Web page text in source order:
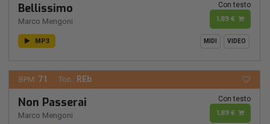
Bellissimo
Marco Mengoni
Con testo
1,89 €
MP3 MIDI VIDEO
BPM: 71 Ton.: REb
Non Passerai
Marco Mengoni
Con testo
1,89 €